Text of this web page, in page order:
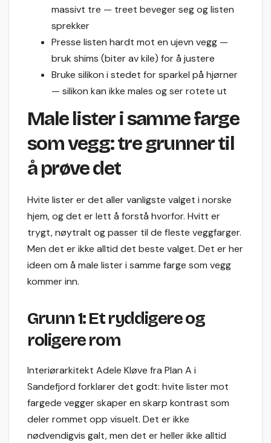
massivt tre — treet beveger seg og listen
sprekker
Presse listen hardt mot en ujevn vegg —
bruk shims (biter av kile) for å justere
Bruke silikon i stedet for sparkel på hjørner
— silikon kan ikke males og ser rotete ut
Male lister i samme farge
som vegg: tre grunner til
å prøve det
Hvite lister er det aller vanligste valget i norske
hjem, og det er lett å forstå hvorfor. Hvitt er
trygt, nøytralt og passer til de fleste veggfarger.
Men det er ikke alltid det beste valget. Det er her
ideen om å male lister i samme farge som vegg
kommer inn.
Grunn 1: Et ryddigere og
roligere rom
Interiørarkitekt Adele Kløve fra Plan A i
Sandefjord forklarer det godt: hvite lister mot
fargede vegger skaper en skarp kontrast som
deler rommet opp visuelt. Det er ikke
nødvendigvis galt, men det er heller ikke alltid